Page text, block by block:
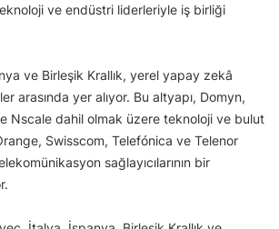
ve endüstri liderleriyle iş birliği
ve Birleşik Krallık, yerel yapay zekâ
arasında yer alıyor. Bu altyapı, Domyn,
Nscale dahil olmak üzere teknoloji ve bulut
Swisscom, Telefónica ve Telenor
sağlayıcılarının bir